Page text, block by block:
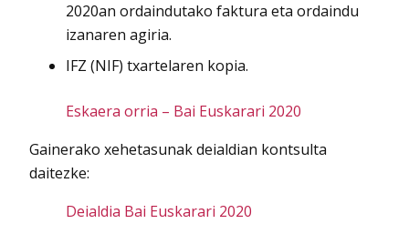
2020an ordaindutako faktura eta ordaindu
izanaren agiria.
IFZ (NIF) txartelaren kopia.
Eskaera orria – Bai Euskarari 2020
Gainerako xehetasunak deialdian kontsulta
daitezke:
Deialdia Bai Euskarari 2020